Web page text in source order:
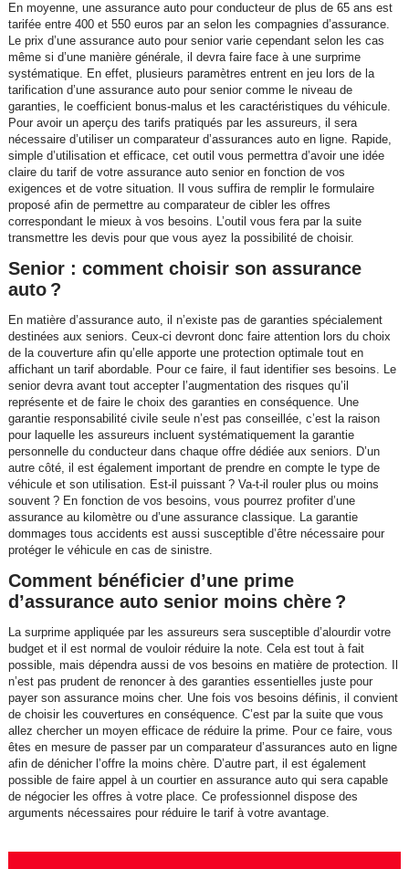
En moyenne, une assurance auto pour conducteur de plus de 65 ans est
tarifée entre 400 et 550 euros par an selon les compagnies d’assurance.
Le prix d’une assurance auto pour senior varie cependant selon les cas
même si d’une manière générale, il devra faire face à une surprime
systématique. En effet, plusieurs paramètres entrent en jeu lors de la
tarification d’une assurance auto pour senior comme le niveau de
garanties, le coefficient bonus-malus et les caractéristiques du véhicule.
Pour avoir un aperçu des tarifs pratiqués par les assureurs, il sera
nécessaire d’utiliser un comparateur d’assurances auto en ligne. Rapide,
simple d’utilisation et efficace, cet outil vous permettra d’avoir une idée
claire du tarif de votre assurance auto senior en fonction de vos
exigences et de votre situation. Il vous suffira de remplir le formulaire
proposé afin de permettre au comparateur de cibler les offres
correspondant le mieux à vos besoins. L’outil vous fera par la suite
transmettre les devis pour que vous ayez la possibilité de choisir.
Senior : comment choisir son assurance
auto ?
En matière d’assurance auto, il n’existe pas de garanties spécialement
destinées aux seniors. Ceux-ci devront donc faire attention lors du choix
de la couverture afin qu’elle apporte une protection optimale tout en
affichant un tarif abordable. Pour ce faire, il faut identifier ses besoins. Le
senior devra avant tout accepter l’augmentation des risques qu’il
représente et de faire le choix des garanties en conséquence. Une
garantie responsabilité civile seule n’est pas conseillée, c’est la raison
pour laquelle les assureurs incluent systématiquement la garantie
personnelle du conducteur dans chaque offre dédiée aux seniors. D’un
autre côté, il est également important de prendre en compte le type de
véhicule et son utilisation. Est-il puissant ? Va-t-il rouler plus ou moins
souvent ? En fonction de vos besoins, vous pourrez profiter d’une
assurance au kilomètre ou d’une assurance classique. La garantie
dommages tous accidents est aussi susceptible d’être nécessaire pour
protéger le véhicule en cas de sinistre.
Comment bénéficier d’une prime
d’assurance auto senior moins chère ?
La surprime appliquée par les assureurs sera susceptible d’alourdir votre
budget et il est normal de vouloir réduire la note. Cela est tout à fait
possible, mais dépendra aussi de vos besoins en matière de protection. Il
n’est pas prudent de renoncer à des garanties essentielles juste pour
payer son assurance moins cher. Une fois vos besoins définis, il convient
de choisir les couvertures en conséquence. C’est par la suite que vous
allez chercher un moyen efficace de réduire la prime. Pour ce faire, vous
êtes en mesure de passer par un comparateur d’assurances auto en ligne
afin de dénicher l’offre la moins chère. D’autre part, il est également
possible de faire appel à un courtier en assurance auto qui sera capable
de négocier les offres à votre place. Ce professionnel dispose des
arguments nécessaires pour réduire le tarif à votre avantage.